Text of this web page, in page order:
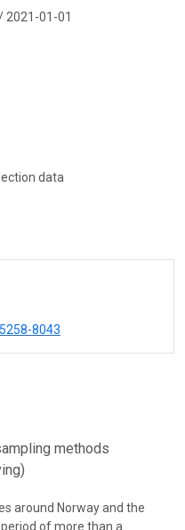
2021-01-01
data
8043
methods
around Norway and the
of more than a